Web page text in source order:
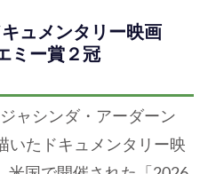
ュメンタリー映画
ミー賞２冠
ャシンダ・アーダーン
いたドキュメンタリー映